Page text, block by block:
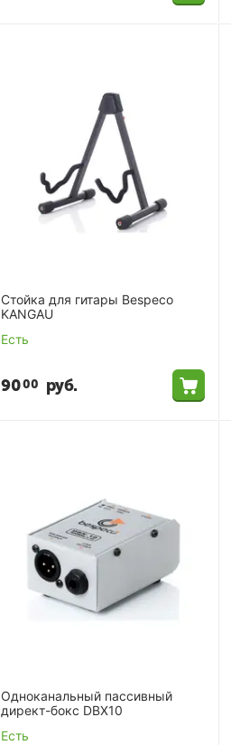
Стойка для гитары Bespeco
KANGAU
Есть
9000 руб.
Одноканальный пассивный
директ-бокс DBX10
Есть